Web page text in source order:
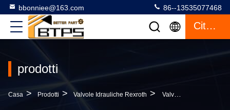
bbonniee@163.com 86--13535077468
Citazione
prodotti
Casa > Prodotti > Valvole Idrauliche Rexroth > Valvole Direzionali Ad Alta Risposta 4WRTE35W6 4WRTE35W8